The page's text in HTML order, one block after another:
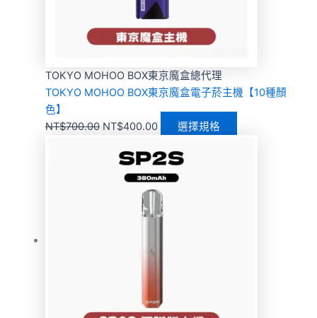
TOKYO MOHOO BOX東京魔盒總代理
TOKYO MOHOO BOX東京魔盒電子菸主機【10種顏
色】
NT$700.00 NT$400.00 選擇規格